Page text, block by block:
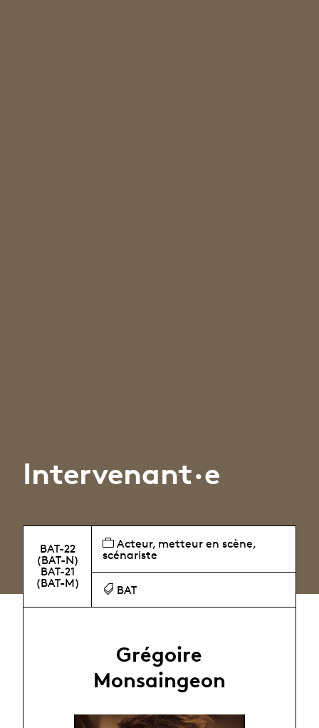
Intervenant·e
BAT-22
(BAT-N)
BAT-21
(BAT-M)
Acteur, metteur en scène,
scénariste
BAT
Grégoire
Monsaingeon